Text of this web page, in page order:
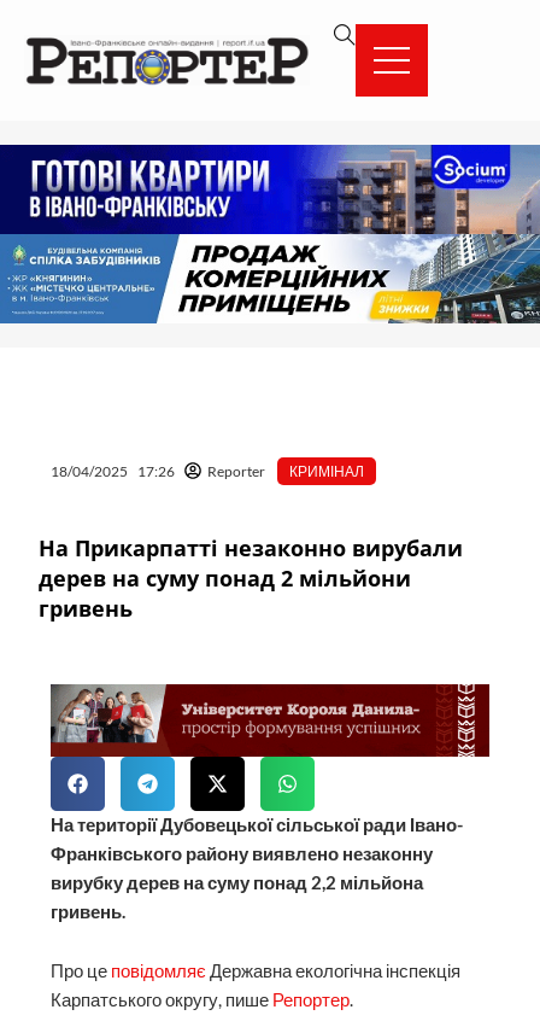
вмісту
18/04/2025 17:26 Reporter КРИМІНАЛ
На Прикарпатті незаконно вирубали
дерев на суму понад 2 мільйони
гривень
На території Дубовецької сільської ради Івано-
Франківського району виявлено незаконну
вирубку дерев на суму понад 2,2 мільйона
гривень.
Про це повідомляє Державна екологічна інспекція
Карпатського округу, пише Репортер.